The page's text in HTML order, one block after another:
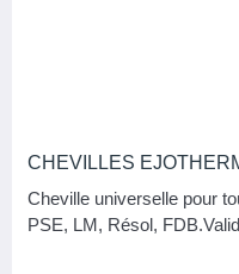
CHEVILLES
Cheville universelle pour
PSE, LM, Résol,